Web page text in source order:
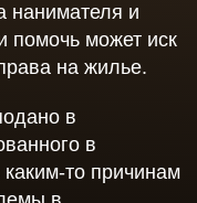
нанимателя и
помочь может иск
на жилье.
в
в
то причинам